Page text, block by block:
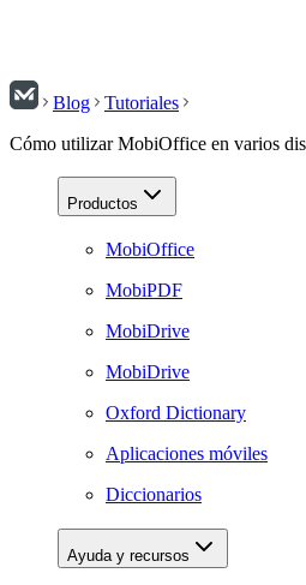
Blog
Tutoriales
Cómo utilizar MobiOffice en varios
Productos
MobiOffice
MobiPDF
MobiDrive
MobiDrive
Oxford Dictionary
Aplicaciones móviles
Diccionarios
Ayuda y recursos